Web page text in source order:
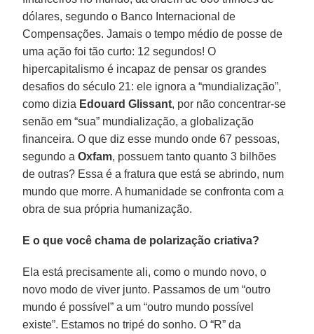
dólares, segundo o Banco Internacional de
Compensações. Jamais o tempo médio de posse de
uma ação foi tão curto: 12 segundos! O
hipercapitalismo é incapaz de pensar os grandes
desafios do século 21: ele ignora a “mundialização”,
como dizia Edouard Glissant, por não concentrar-se
senão em “sua” mundialização, a globalização
financeira. O que diz esse mundo onde 67 pessoas,
segundo aOxfam, possuem tanto quanto 3 bilhões
de outras? Essa é a fratura que está se abrindo, num
mundo que morre. A humanidade se confronta com a
obra de sua própria humanização.
E o que você chama de polarização criativa?
Ela está precisamente ali, como o mundo novo, o
novo modo de viver junto. Passamos de um “outro
mundo é possível” a um “outro mundo possível
existe”. Estamos no tripé do sonho. O “R” da